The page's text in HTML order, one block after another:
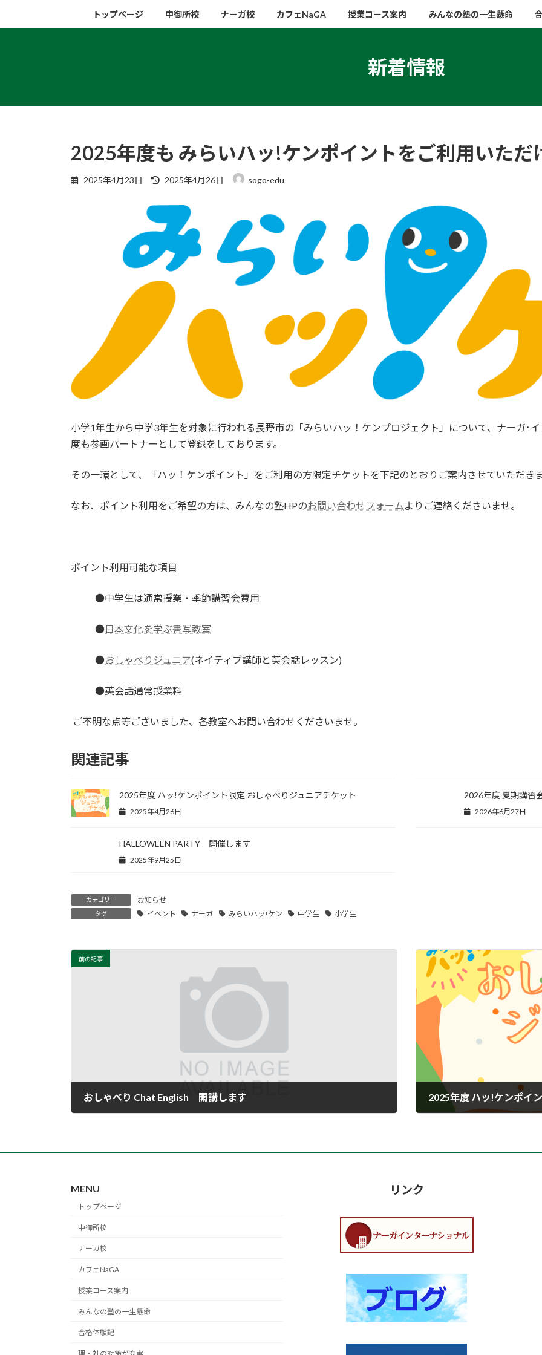
キ
に
トップページ 中御所校 ナーガ校 カフェNaGA 授業コース案内 みんなの塾の一生懸命
新着情報
2025年度も みらいハッ!ケンポイントをご利用いただ
2025年4月23日
最
日
:
2025年4月26日 sogo-edu
小学1年生から中学3年生を対象に行われる長野市の「みらいハッ！ケンプロジェクト」について、ナーガ
度も参画パートナーとして登録をしております。
その一環として、「ハッ！ケンポイント」をご利用の方限定チケットを下記のとおりご案内させていただき
なお、ポイント利用をご希望の方は、みんなの塾HPのお問い合わせフォーム よりご連絡くださいませ。
ポイント利用可能な項目
●中学生は通常授業・季節講習会費用
●日本文化を学ぶ書写教室
●おしゃべりジュニア(ネイティブ講師と英会話レッスン)
●英会話通常授業料
ご不明な点等ございました、各教室へお問い合わせくださいませ。
関連記事
2025年度 ハッ!ケンポイント限定 おしゃべりジュニアチケット
2025年4月26日
2026年度 夏期講習
2026年6月27日
HALLOWEEN PARTY 開催します
2025年9月25日
カテゴリー お知らせ
タグ イベント ナーガ みらいハッ!ケン 中学生 小学生
前の記事
おしゃべり Chat English 開講します 2025年度 ハッ!ケンポイ
MENU
トップページ
中御所校
ナーガ校
カフェNaGA
授業コース案内
みんなの塾の一生懸命
合格体験記
リンク